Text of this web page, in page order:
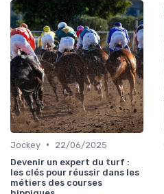
Jockey •
22/06/2025
Devenir un expert du turf :
les clés pour réussir dans les
métiers des courses